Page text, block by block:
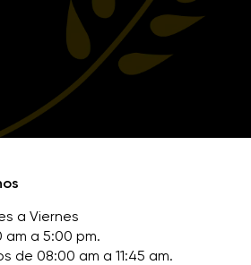
a Viernes
am a 5:00 pm.
de 08:00 am a 11:45 am.